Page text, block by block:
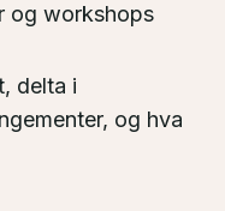
og workshops
delta i
og hva